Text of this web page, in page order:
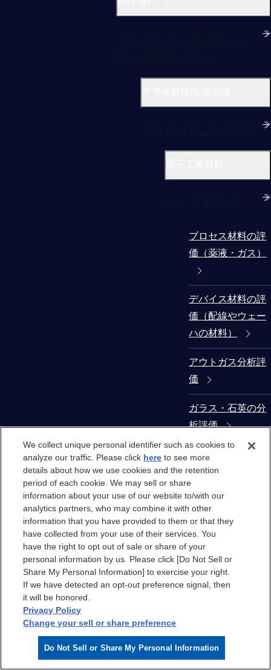
プロセス材料の評
価（薬液・ガス）
デバイス材料の評
価（配線やウェー
ハの材料）
アウトガス分析評
価
ガラス・石英の分
析評価
コンタミネーショ
ン・異物解析
製造装置部材から
の抽出物・溶出物
評価
クリーンルーム
クリーンルームエ
アのケミカル汚染
We collect unique personal identifier such as cookies to
analyze our traffic. Please click here to see more
details about how we use cookies and the retention
period of each cookie. We may sell or share
information about your use of our website to/with our
analytics partners, who may combine it with other
information that you have provided to them or that they
have collected from your use of their services. You
have the right to opt out of sale or share of your
personal information by us. Please click [Do Not Sell or
Share My Personal Information] to exercise your right.
If we have detected an opt-out preference signal, then
it will be honored.
Privacy Policy
Change your sell or share preference
Do Not Sell or Share My Personal Information